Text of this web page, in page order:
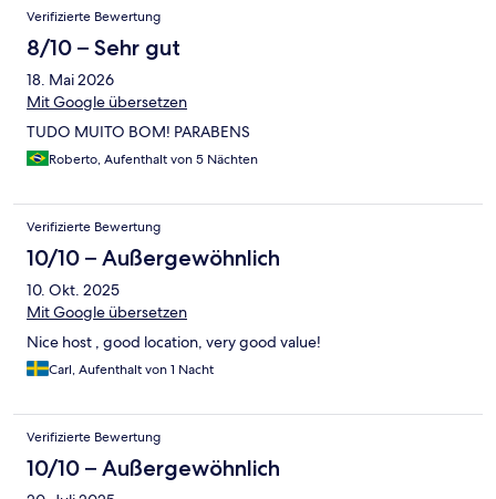
Verifizierte Bewertung
8/10 – Sehr gut
18. Mai 2026
Mit Google übersetzen
TUDO MUITO BOM! PARABENS
Roberto, Aufenthalt von 5 Nächten
Verifizierte Bewertung
10/10 – Außergewöhnlich
10. Okt. 2025
Mit Google übersetzen
Nice host , good location, very good value!
Carl, Aufenthalt von 1 Nacht
Verifizierte Bewertung
10/10 – Außergewöhnlich